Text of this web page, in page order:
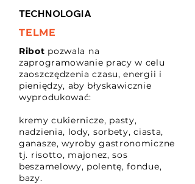
TECHNOLOGIA
TELME
Ribot pozwala na
zaprogramowanie pracy w celu
zaoszczędzenia czasu, energii i
pieniędzy, aby błyskawicznie
wyprodukować:
kremy cukiernicze, pasty,
nadzienia, lody, sorbety, ciasta,
ganasze, wyroby gastronomiczne
tj. risotto, majonez, sos
beszamelowy, polentę, fondue,
bazy.